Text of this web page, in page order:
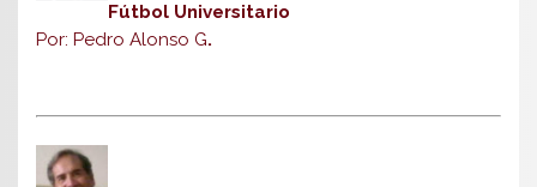
Fútbol Universitario
Por: Pedro Alonso G.